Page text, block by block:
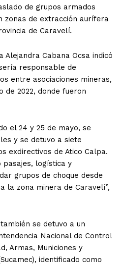
de grupos armados
zonas de extracción aurífera
de Caravelí.
Alejandra Cabana Ocsa indicó
responsable de
entre asociaciones mineras,
de 2022, donde fueron
el 24 y 25 de mayo, se
y se detuvo a siete
exdirectivos de Atico Calpa.
pasajes, logística y
grupos de choque desde
la zona minera de Caravelí”,
se detuvo a un
Nacional de Control
Armas, Municiones y
identificado como